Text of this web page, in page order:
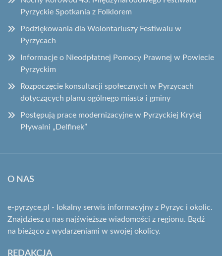
Pyrzyckie Spotkania z Folklorem
Podziękowania dla Wolontariuszy Festiwalu w
Pyrzycach
Informacje o Nieodpłatnej Pomocy Prawnej w Powiecie
Pyrzyckim
Rozpoczęcie konsultacji społecznych w Pyrzycach
dotyczących planu ogólnego miasta i gminy
Postępują prace modernizacyjne w Pyrzyckiej Krytej
Pływalni „Delfinek”
O NAS
e-pyrzyce.pl - lokalny serwis informacyjny z Pyrzyc i okolic.
Znajdziesz u nas najświeższe wiadomości z regionu. Bądź
na bieżąco z wydarzeniami w swojej okolicy.
REDAKCJA